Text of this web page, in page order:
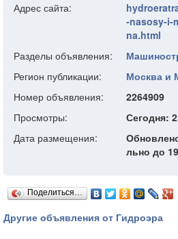
Адрес сайта:
-nasosy-i-
na.html
Разделы объявления:
Регион публикации:
Москва и
Номер объявления:
2264909
Просмотры:
Сегодня:
Дата размещения:
льно до
Поделиться…
Другие объявления от Гидроэра